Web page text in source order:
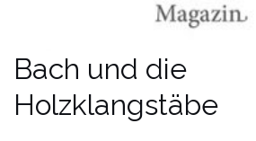
Bach und die
Holzklangstäbe